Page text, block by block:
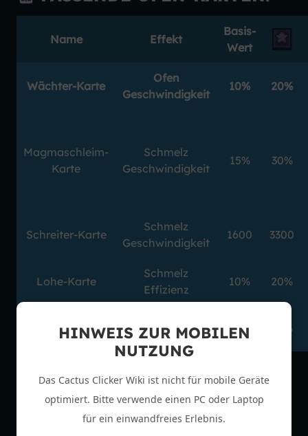
HINWEIS ZUR MOBILEN
NUTZUNG
Das Cactus Clicker Wiki ist nicht für mobile Geräte
optimiert. Bitte verwende einen PC oder Laptop
für ein einwandfreies Erlebnis.
Name Effekt
Basis-
Wert
Wächter-Karte
Ofen
Geschwindigkeit
10% 20%
Magmaschleim-
Karte
Schmelz
Geschwindigkeit
15% 30%
Schreiter-Karte
Schmelz
Geschwindigkeit
1600 3300
Lohe-Karte
Schmelz
Effizienz
10% 20%
Hoglin-Karte
Kapazität
15% 30%
AMBOSS-